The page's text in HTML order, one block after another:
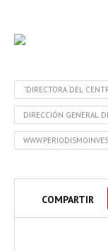
''DIRECTORA DEL
DIRECCIÓN GENERAL
COMPARTIR